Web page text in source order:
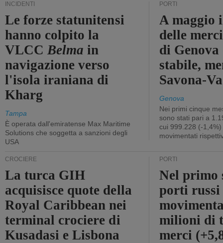
INCIDENTI
Le forze statunitensi
hanno colpito la
VLCCBelma in
navigazione verso
l'isola iraniana di
Kharg
Tampa
È operata dall'emiratense Max Maritime
Solutions che soggetta a sanzioni degli
USA
PORTI
A maggio
delle
di
stabile,
Savona-
Genova
Nei primi cinque
sono stati pari a
cui 999.228 (-
movimentati
CROCIERE
La turca GIH
acquisisce quote della
Royal Caribbean nei
terminal crociere di
Kusadasi e Lisbona
PORTI
Nel primo
porti russi
milioni di
merci